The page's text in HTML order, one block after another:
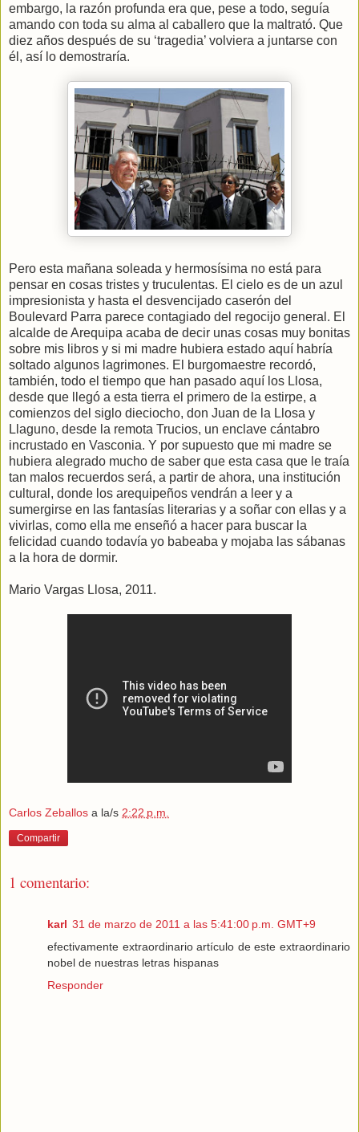
embargo, la razón profunda era que, pese a todo, seguía
amando con toda su alma al caballero que la maltrató. Que
diez años después de su ‘tragedia’ volviera a juntarse con
él, así lo demostraría.
Pero esta mañana soleada y hermosísima no está para
pensar en cosas tristes y truculentas. El cielo es de un azul
impresionista y hasta el desvencijado caserón del
Boulevard Parra parece contagiado del regocijo general. El
alcalde de Arequipa acaba de decir unas cosas muy bonitas
sobre mis libros y si mi madre hubiera estado aquí habría
soltado algunos lagrimones. El burgomaestre recordó,
también, todo el tiempo que han pasado aquí los Llosa,
desde que llegó a esta tierra el primero de la estirpe, a
comienzos del siglo dieciocho, don Juan de la Llosa y
Llaguno, desde la remota Trucios, un enclave cántabro
incrustado en Vasconia. Y por supuesto que mi madre se
hubiera alegrado mucho de saber que esta casa que le traía
tan malos recuerdos será, a partir de ahora, una institución
cultural, donde los arequipeños vendrán a leer y a
sumergirse en las fantasías literarias y a soñar con ellas y a
vivirlas, como ella me enseñó a hacer para buscar la
felicidad cuando todavía yo babeaba y mojaba las sábanas
a la hora de dormir.
Mario Vargas Llosa, 2011.
Carlos Zeballos a la/s 2:22 p.m.
Compartir
1 comentario:
karl 31 de marzo de 2011 a las 5:41:00 p.m. GMT+9
efectivamente extraordinario artículo de este extraordinario
nobel de nuestras letras hispanas
Responder